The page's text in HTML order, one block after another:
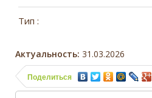
Тип :
Актуальность: 31.03.2026
Поделиться